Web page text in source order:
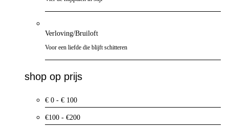
Verloving/Bruiloft
Voor een liefde die blijft schitteren
shop op prijs
€ 0 - € 100
€100 - €200